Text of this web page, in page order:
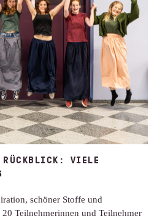
RÜCKBLICK: VIELE
schöner Stoffe und
Teilnehmerinnen und Teilnehmer